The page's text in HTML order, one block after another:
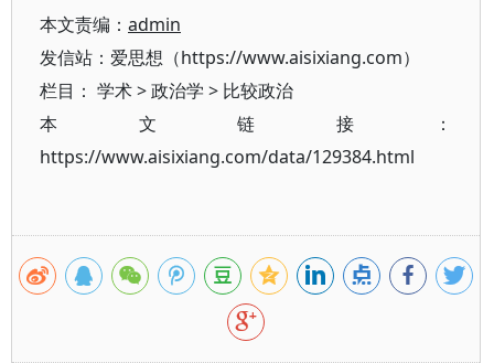
本文责编： admin
发信站：爱思想（https://www.aisixiang.com）
栏目： 学术>政治学 > 比较政治
本文链接：
https://www.aisixiang.com/data/129384.html